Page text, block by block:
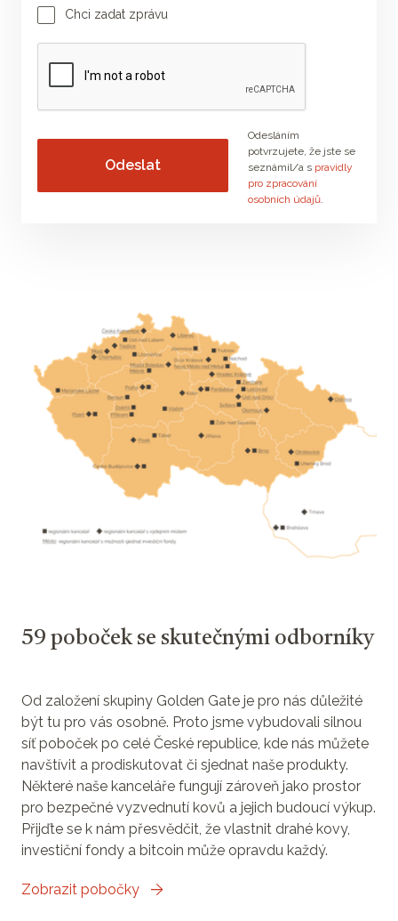
Chci zadat zprávu
Vaše zpráva
Odesláním
potvrzujete, že jste se
seznámil/a s pravidly
pro zpracování
osobních údajů.
59 poboček se skutečnými odborníky
Od založení skupiny Golden Gate je pro nás důležité
být tu pro vás osobně. Proto jsme vybudovali silnou
síť poboček po celé České republice, kde nás můžete
navštívit a prodiskutovat či sjednat naše produkty.
Některé naše kanceláře fungují zároveň jako prostor
pro bezpečné vyzvednutí kovů a jejich budoucí výkup.
Přijďte se k nám přesvědčit, že vlastnit drahé kovy,
investiční fondy a bitcoin může opravdu každý.
Zobrazit pobočky